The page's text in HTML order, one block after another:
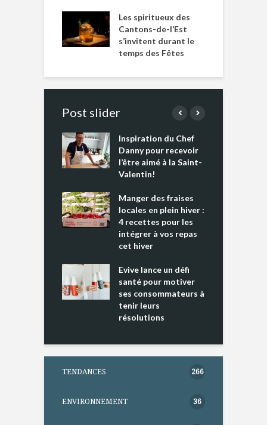
Les spiritueux des
Cantons-de-l’Est
s’invitent durant le
temps des Fêtes
Post slider
Inspiration du Chef
Danny pour recevoir
l’être aimé à la Saint-
Valentin!
Manger des fraises
locales en plein hiver :
4 recettes pour les
intégrer à vos repas
cet hiver
Evive lance un défi
santé pour motiver
ses consommateurs à
tenir leurs
résolutions
TENDANCES 266
ENVIRONNEMENT 36